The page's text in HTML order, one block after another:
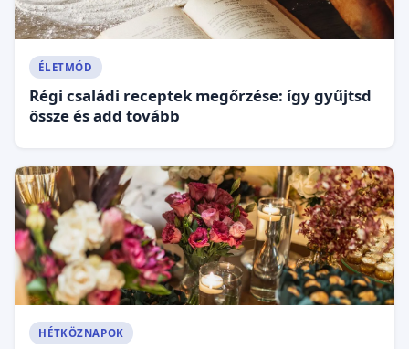
ÉLETMÓD
Régi családi receptek megőrzése: így gyűjtsd
össze és add tovább
HÉTKÖZNAPOK